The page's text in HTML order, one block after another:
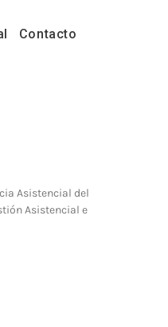
Contacto
Asistencial del
Asistencial e